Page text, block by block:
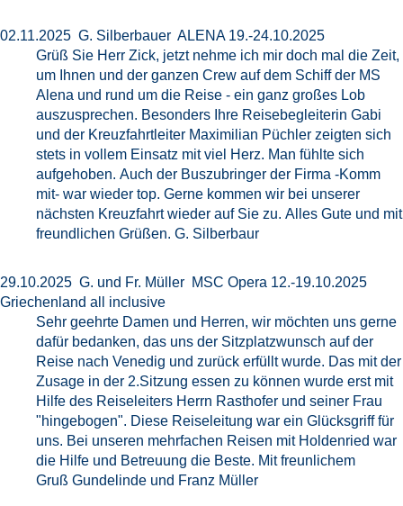
02.11.2025 G. Silberbauer ALENA 19.-24.10.2025
Grüß Sie Herr Zick, jetzt nehme ich mir doch mal die Zeit,
um Ihnen und der ganzen Crew auf dem Schiff der MS
Alena und rund um die Reise - ein ganz großes Lob
auszusprechen. Besonders Ihre Reisebegleiterin Gabi
und der Kreuzfahrtleiter Maximilian Püchler zeigten sich
stets in vollem Einsatz mit viel Herz. Man fühlte sich
aufgehoben. Auch der Buszubringer der Firma -Komm
mit- war wieder top. Gerne kommen wir bei unserer
nächsten Kreuzfahrt wieder auf Sie zu. Alles Gute und mit
freundlichen Grüßen. G. Silberbaur
29.10.2025 G. und Fr. Müller MSC Opera 12.-19.10.2025
Griechenland all inclusive
Sehr geehrte Damen und Herren, wir möchten uns gerne
dafür bedanken, das uns der Sitzplatzwunsch auf der
Reise nach Venedig und zurück erfüllt wurde. Das mit der
Zusage in der 2.Sitzung essen zu können wurde erst mit
Hilfe des Reiseleiters Herrn Rasthofer und seiner Frau
"hingebogen". Diese Reiseleitung war ein Glücksgriff für
uns. Bei unseren mehrfachen Reisen mit Holdenried war
die Hilfe und Betreuung die Beste. Mit freunlichem
Gruß Gundelinde und Franz Müller